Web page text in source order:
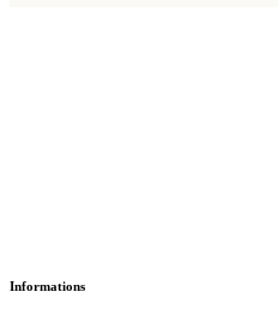
Informations